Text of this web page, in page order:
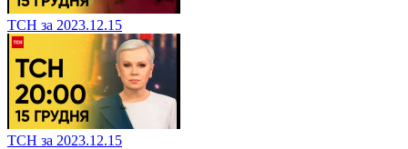
ТСН за 2023.12.15
ТСН за 2023.12.15